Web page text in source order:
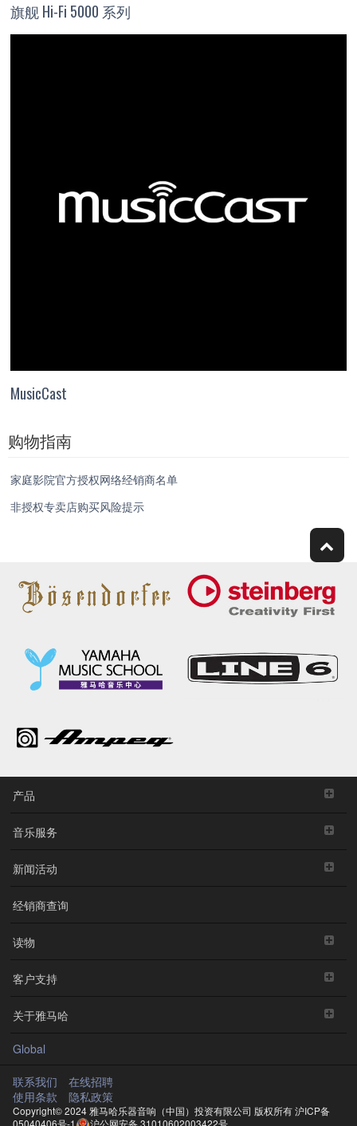
旗舰 Hi-Fi 5000 系列
MusicCast
购物指南
家庭影院官方授权网络经销商名单
非授权专卖店购买风险提示
产品
音乐服务
新闻活动
经销商查询
读物
客户支持
关于雅马哈
Global
联系我们
在线招聘
使用条款
隐私政策
Copyright© 2024 雅马哈乐器音响（中国）投资有限公司 版权所有沪ICP备